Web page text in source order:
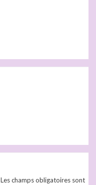
Les champs obligatoires sont